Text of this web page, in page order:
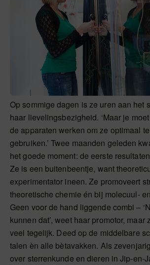
Op sommige dagen is ze uren aan het
haar lievelingsbezigheid. ‘Maar je
de apparaten werken om ze optimaal
gebruiken.’ Twee maanden geleden
het goede moment: de eerste
Ze is een buitenbeentje, want
experimentator ineen. Ze promoveert
theoretische chemie én bij molecuul-
Geen voor de hand liggende combi –
kunnen dat’, weet haar promotor, maar
veel tegelijk. Deed op de middelbare
talen èn alle bètavakken. Als
over sterrenkunde en dieren in Jip-en-